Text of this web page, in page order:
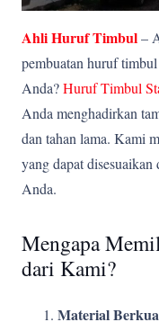
Ahli Huruf Timbul–
pembuatan huruf
Anda?Huruf Timbul
Anda menghadirkan
dan tahan lama. Kami
yang dapat disesuaikan
Anda.
Mengapa
dari Kami?
Material